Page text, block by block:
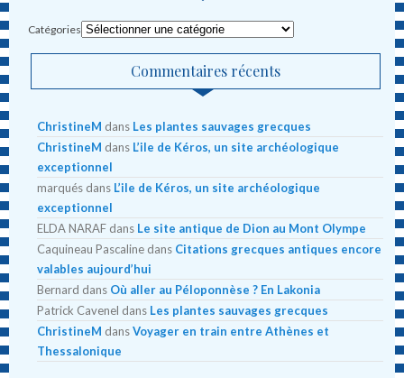
Catégories
Commentaires récents
ChristineM dans Les plantes sauvages grecques
ChristineM dans L’ile de Kéros, un site archéologique
exceptionnel
marqués dans L’ile de Kéros, un site archéologique
exceptionnel
ELDA NARAF dans Le site antique de Dion au Mont Olympe
Caquineau Pascaline dans Citations grecques antiques encore
valables aujourd’hui
Bernard dans Où aller au Péloponnèse ? En Lakonia
Patrick Cavenel dans Les plantes sauvages grecques
ChristineM dansVoyager en train entre Athènes et
Thessalonique